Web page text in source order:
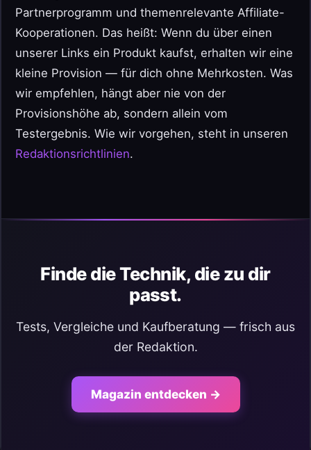
Partnerprogramm und themenrelevante Affiliate-
Kooperationen. Das heißt: Wenn du über einen
unserer Links ein Produkt kaufst, erhalten wir eine
kleine Provision — für dich ohne Mehrkosten. Was
wir empfehlen, hängt aber nie von der
Provisionshöhe ab, sondern allein vom
Testergebnis. Wie wir vorgehen, steht in unseren
Redaktionsrichtlinien.
Finde die Technik, die zu dir
passt.
Tests, Vergleiche und Kaufberatung — frisch aus
der Redaktion.
Magazin entdecken →